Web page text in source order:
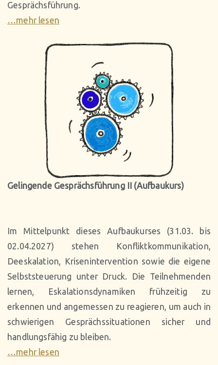
Gesprächsführung.
…mehr lesen
Gelingende Gesprächsführung II (Aufbaukurs)
Im Mittelpunkt dieses Aufbaukurses (31.03. bis
02.04.2027) stehen Konfliktkommunikation,
Deeskalation, Krisenintervention sowie die eigene
Selbststeuerung unter Druck. Die Teilnehmenden
lernen, Eskalationsdynamiken frühzeitig zu
erkennen und angemessen zu reagieren, um auch in
schwierigen Gesprächssituationen sicher und
handlungsfähig zu bleiben.
…mehr lesen